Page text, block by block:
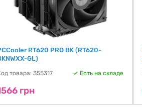
RT620 PRO BK (RT620-
GL)
товара: 355317 Есть на складе
грн